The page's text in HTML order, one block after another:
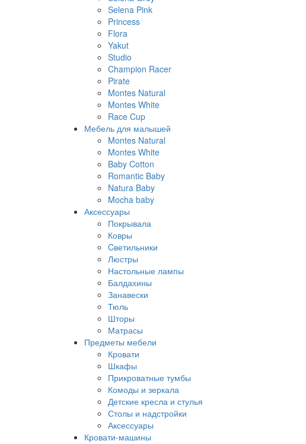
Selena Pink
Princess
Flora
Yakut
Studio
Champion Racer
Pirate
Montes Natural
Montes White
Race Cup
Мебель для малышей
Montes Natural
Montes White
Baby Cotton
Romantic Baby
Natura Baby
Mocha baby
Аксессуары
Покрывала
Ковры
Cветильники
Люстры
Настольные лампы
Балдахины
Занавески
Тюль
Шторы
Матрасы
Предметы мебели
Кровати
Шкафы
Прикроватные тумбы
Комоды и зеркала
Детские кресла и стулья
Столы и надстройки
Аксессуары
Кровати-машины